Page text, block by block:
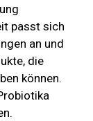
passt sich
an und
die
können.